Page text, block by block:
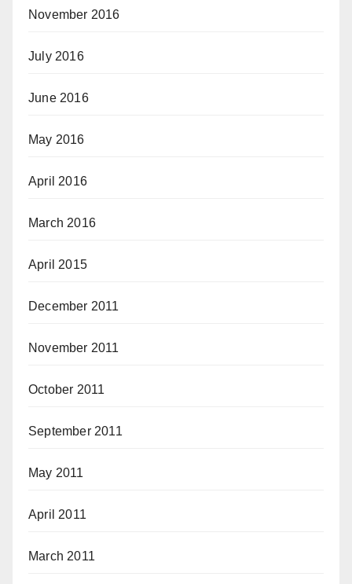
November 2016
July 2016
June 2016
May 2016
April 2016
March 2016
April 2015
December 2011
November 2011
October 2011
September 2011
May 2011
April 2011
March 2011